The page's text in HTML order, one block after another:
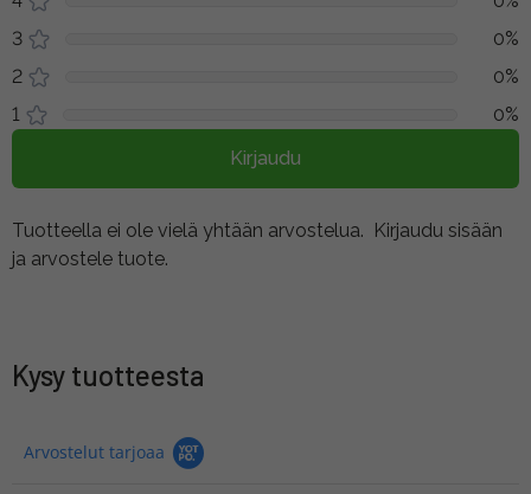
3
0%
2
0%
1
0%
Kirjaudu
Tuotteella ei ole vielä yhtään arvostelua. Kirjaudu sisään
ja arvostele tuote.
Kysy tuotteesta
Arvostelut tarjoaa